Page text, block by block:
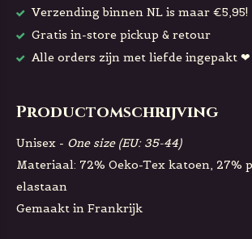
Verzending binnen NL is maar €5,95!
Gratis in-store pickup & retour
Alle orders zijn met liefde ingepakt ❤
Productomschrijving
Unisex - One size (EU: 35-44)
Materiaal: 72% Oeko-Tex katoen, 27%
elastaan
Gemaakt in Frankrijk